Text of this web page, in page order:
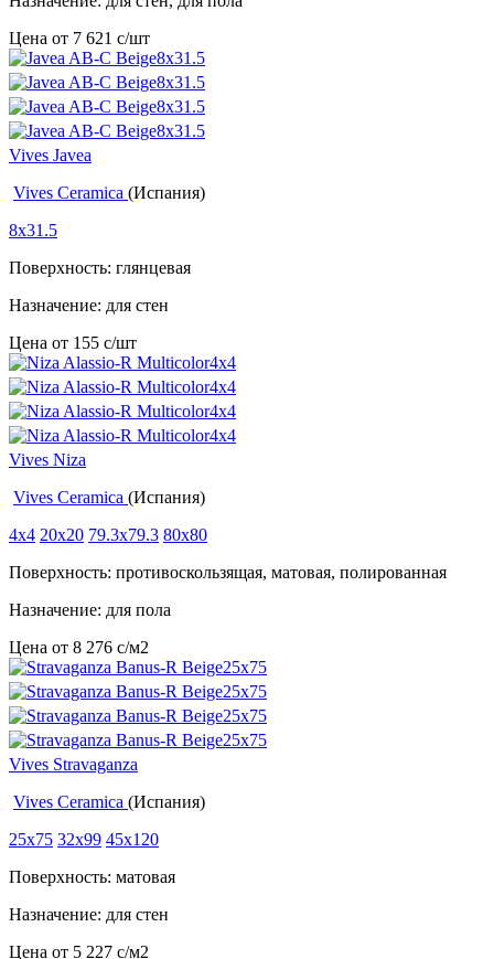
Цена от 7 621 c/шт
Vives Javea
Vives Ceramica (Испания)
8x31.5
Поверхность: глянцевая
Назначение: для стен
Цена от 155 c/шт
Vives Niza
Vives Ceramica (Испания)
4x4 20x20 79.3x79.3 80x80
Поверхность: противоскользящая, матовая, полированная
Назначение: для пола
Цена от 8 276 c/м2
Vives Stravaganza
Vives Ceramica (Испания)
25x75 32x99 45x120
Поверхность: матовая
Назначение: для стен
Цена от 5 227 c/м2